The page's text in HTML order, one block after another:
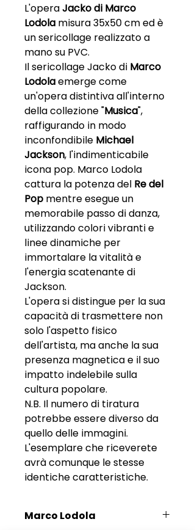
L'operaJacko di Marco
Lodola misura 35x50 cm ed è
un sericollage realizzato a
mano su PVC.
Il sericollage Jacko di Marco
Lodolaemerge come
un'opera distintiva all'interno
della collezione "Musica",
raffigurando in modo
inconfondibile Michael
Jackson, l'indimenticabile
icona pop. Marco Lodola
cattura la potenza del Re del
Pop mentre esegue un
memorabile passo di danza,
utilizzando colori vibranti e
linee dinamiche per
immortalare la vitalità e
l'energia scatenante di
Jackson.
L'opera si distingue per la sua
capacità di trasmettere non
solo l'aspetto fisico
dell'artista, ma anche la sua
presenza magnetica e il suo
impatto indelebile sulla
cultura popolare.
N.B. Il numero di tiratura
potrebbe essere diverso da
quello delle immagini.
L'esemplare che riceverete
avrà comunque le stesse
identiche caratteristiche.
Marco Lodola